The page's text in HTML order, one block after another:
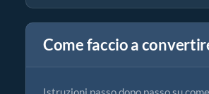
Come faccio a